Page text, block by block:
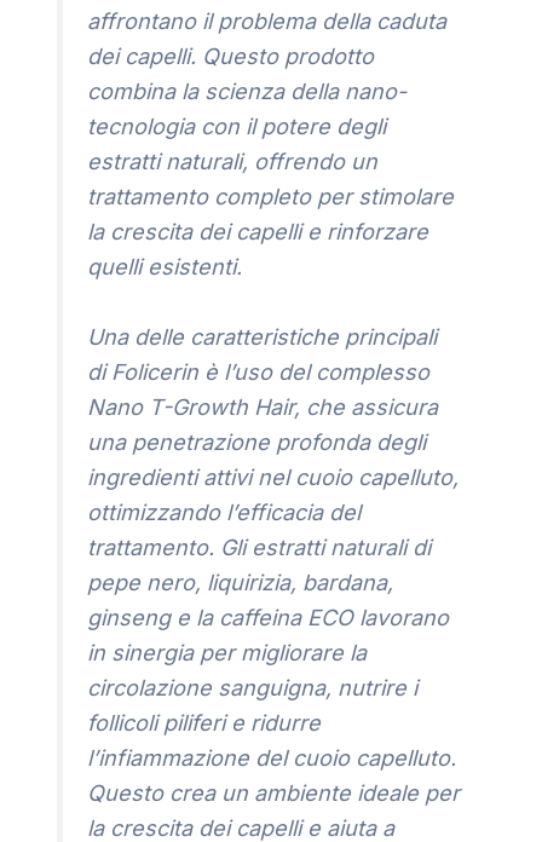
affrontano il problema della caduta
dei capelli. Questo prodotto
combina la scienza della nano-
tecnologia con il potere degli
estratti naturali, offrendo un
trattamento completo per stimolare
la crescita dei capelli e rinforzare
quelli esistenti.
Una delle caratteristiche principali
di Folicerin è l’uso del complesso
Nano T-Growth Hair, che assicura
una penetrazione profonda degli
ingredienti attivi nel cuoio capelluto,
ottimizzando l’efficacia del
trattamento. Gli estratti naturali di
pepe nero, liquirizia, bardana,
ginseng e la caffeina ECO lavorano
in sinergia per migliorare la
circolazione sanguigna, nutrire i
follicoli piliferi e ridurre
l’infiammazione del cuoio capelluto.
Questo crea un ambiente ideale per
la crescita dei capelli e aiuta a